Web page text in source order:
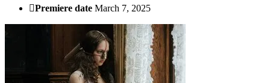
Premiere date March 7, 2025